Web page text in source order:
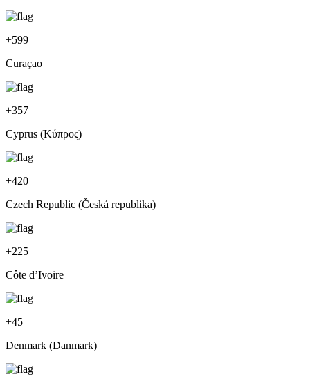
+599
Curaçao
+357
Cyprus (Κύπρος)
+420
Czech Republic (Česká republika)
+225
Côte d’Ivoire
+45
Denmark (Danmark)